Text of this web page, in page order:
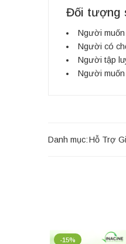
Đối tượng
Người muốn
Người có
Người tập
Người muốn
Danh mục:Hỗ Trợ
-15%